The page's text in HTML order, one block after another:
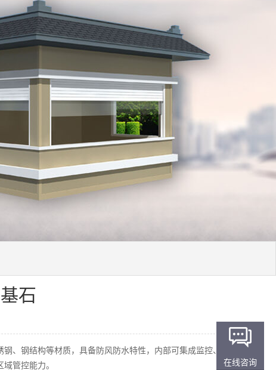
石
、钢结构等材质，具备防风防水特性，内部可集成监控、空
管控能力。
在线咨询